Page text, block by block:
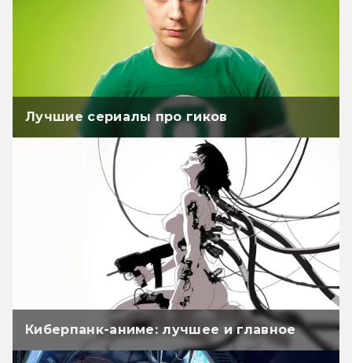
Лучшие сериалы про гиков
Киберпанк-аниме: лучшее и главное